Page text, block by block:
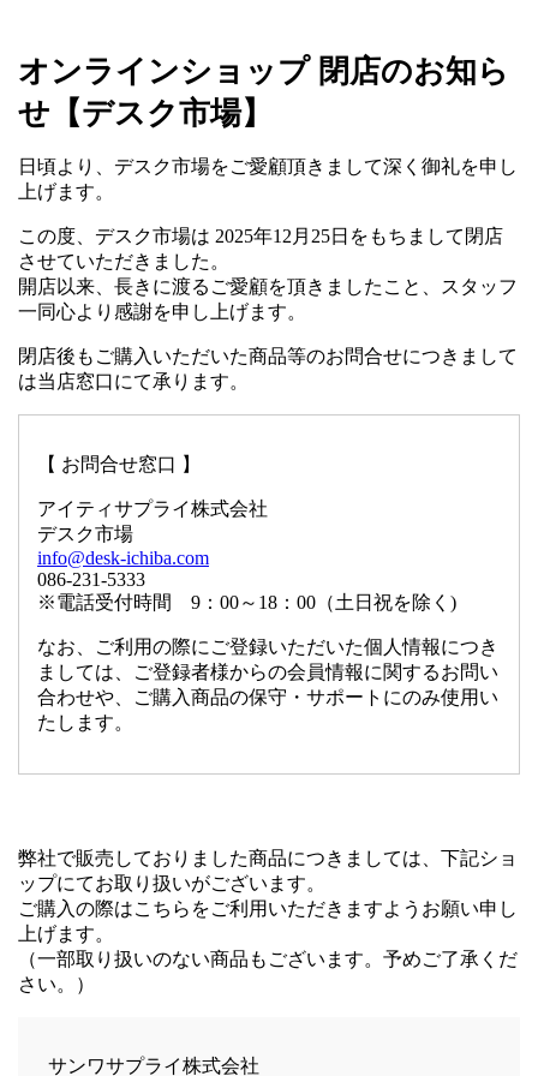
オンラインショップ 閉店のお知ら
せ【デスク市場】
日頃より、デスク市場をご愛顧頂きまして深く御礼を申し
上げます。
この度、デスク市場は 2025年12月25日をもちまして閉店
させていただきました。
開店以来、長きに渡るご愛顧を頂きましたこと、スタッフ
一同心より感謝を申し上げます。
閉店後もご購入いただいた商品等のお問合せにつきまして
は当店窓口にて承ります。
【 お問合せ窓口 】
アイティサプライ株式会社
デスク市場
info@desk-ichiba.com
086-231-5333
※電話受付時間 9：00～18：00（土日祝を除く)
なお、ご利用の際にご登録いただいた個人情報につき
ましては、ご登録者様からの会員情報に関するお問い
合わせや、ご購入商品の保守・サポートにのみ使用い
たします。
弊社で販売しておりました商品につきましては、下記ショ
ップにてお取り扱いがございます。
ご購入の際はこちらをご利用いただきますようお願い申し
上げます。
（一部取り扱いのない商品もございます。予めご了承くだ
さい。）
サンワサプライ株式会社